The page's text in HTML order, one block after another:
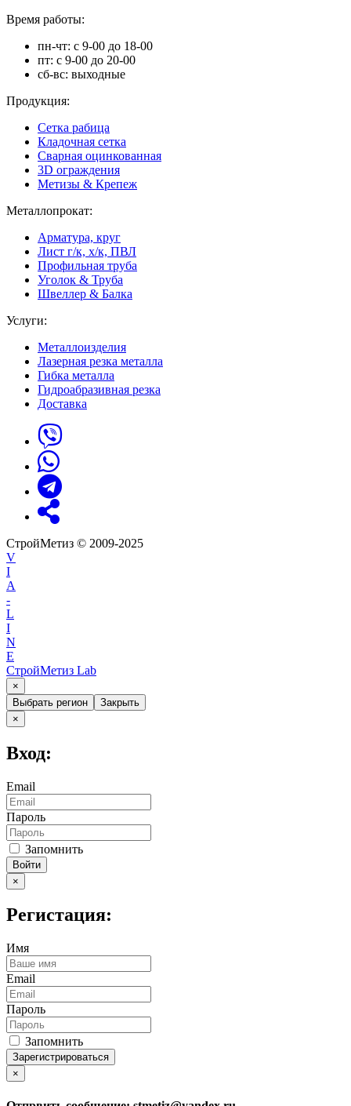
Время работы:
пн-чт: с 9-00 до 18-00
пт: с 9-00 до 20-00
сб-вс: выходные
Продукция:
Сетка рабица
Кладочная сетка
Сварная оцинкованная
3D ограждения
Метизы & Крепеж
Металлопрокат:
Арматура, круг
Лист г/к, х/к, ПВЛ
Профильная труба
Уголок & Труба
Швеллер & Балка
Услуги:
Металлоизделия
Лазерная резка металла
Гибка металла
Гидроабразивная резка
Доставка
СтройМетиз © 2009-2025
V
I
A
-
L
I
N
E
СтройМетиз Lab
×
Выбрать регион
Закрыть
×
Вход:
Email
Пароль
Запомнить
Войти
×
Регистация:
Имя
Email
Пароль
Запомнить
Зарегистрироваться
×